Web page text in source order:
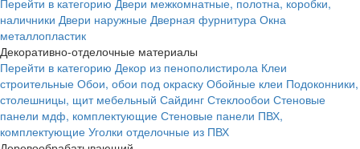
Перейти в категорию Двери межкомнатные, полотна, коробки,
наличники Двери наружные Дверная фурнитура Окна
металлопластик
Декоративно-отделочные материалы
Перейти в категорию Декор из пенополистирола Клеи
строительные Обои, обои под окраску Обойные клеи Подоконники,
столешницы, щит мебельный Сайдинг Стеклообои Стеновые
панели мдф, комплектующие Стеновые панели ПВХ,
комплектующие Уголки отделочные из ПВХ